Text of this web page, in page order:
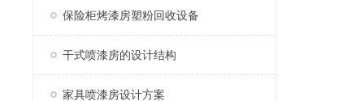
保险柜烤漆房塑粉回收设备
干式喷漆房的设计结构
家具喷漆房设计方案